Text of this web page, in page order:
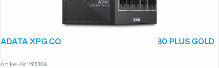
ADATA XPG CORE REACTOR II VE 850W 80 PLUS GOLD
Artikel-Nr.:193106